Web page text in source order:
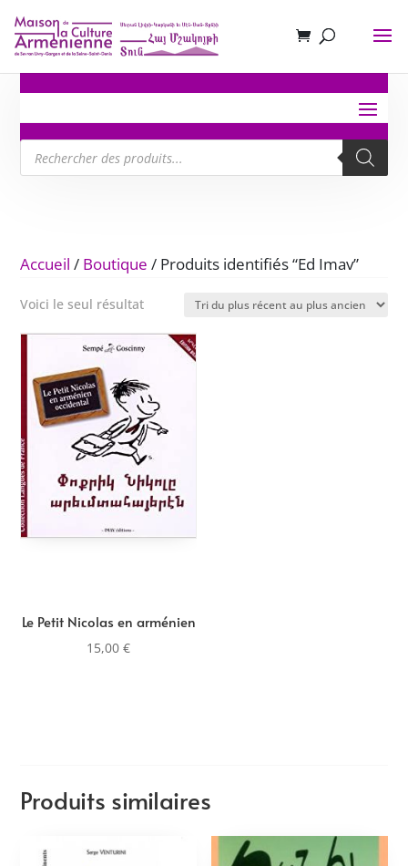
Recherche
de
produits
Accueil / Boutique / Produits identifiés “Ed Imav”
Voici le seul résultat
Le Petit Nicolas en arménien
15,00€
Produits similaires